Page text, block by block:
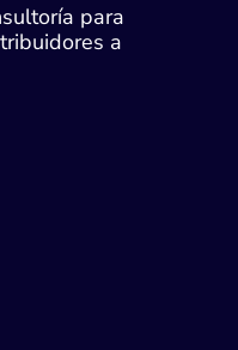
para
a